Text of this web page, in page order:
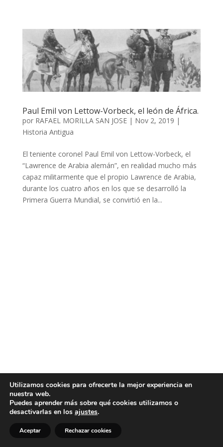
Paul Emil von Lettow-Vorbeck, el león de África.
por RAFAEL MORILLA SAN JOSE| Nov 2, 2019 |
Historia Antigua
El teniente coronel Paul Emil von Lettow-Vorbeck, el
“Lawrence de Arabia alemán”, en realidad mucho más
capaz militarmente que el propio Lawrence de Arabia,
durante los cuatro años en los que se desarrolló la
Primera Guerra Mundial, se convirtió en la...
Utilizamos cookies para ofrecerte la mejor experiencia en
nuestra web.
Puedes aprender más sobre qué cookies utilizamos o
desactivarlas en los ajustes.
Aceptar Rechazar cookies